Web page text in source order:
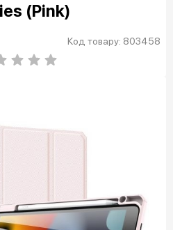
(Pink)
Код товару: 803458